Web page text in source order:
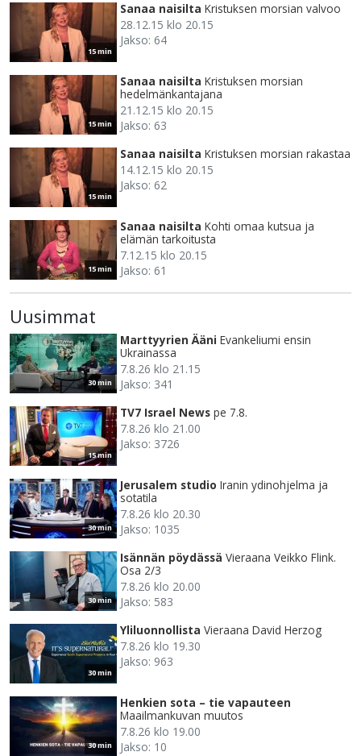
15 min
Sanaa naisilta Kristuksen morsian valvoo
28.12.15 klo 20.15
Jakso: 64
15 min
Sanaa naisilta Kristuksen morsian
hedelmänkantajana
21.12.15 klo 20.15
Jakso: 63
15 min
Sanaa naisilta Kristuksen morsian rakastaa
14.12.15 klo 20.15
Jakso: 62
15 min
Sanaa naisilta Kohti omaa kutsua ja
elämän tarkoitusta
7.12.15 klo 20.15
Jakso: 61
Uusimmat
30 min
Marttyyrien Ääni Evankeliumi ensin
Ukrainassa
7.8.26 klo 21.15
Jakso: 341
15 min
TV7 Israel News pe 7.8.
7.8.26 klo 21.00
Jakso: 3726
30 min
Jerusalem studio Iranin ydinohjelma ja
sotatila
7.8.26 klo 20.30
Jakso: 1035
30 min
Isännän pöydässä Vieraana Veikko Flink.
Osa 2/3
7.8.26 klo 20.00
Jakso: 583
30 min
Yliluonnollista Vieraana David Herzog
7.8.26 klo 19.30
Jakso: 963
30 min
Henkien sota – tie vapauteen
Maailmankuvan muutos
7.8.26 klo 19.00
Jakso: 10